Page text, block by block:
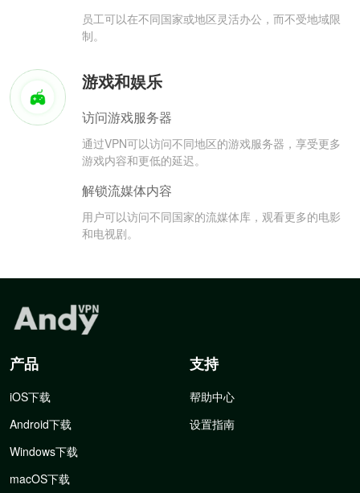
员工可以在不同国家或地区灵活办公，而不受地域限
制。
游戏和娱乐
访问游戏服务器
通过VPN可以访问不同地区的游戏服务器，享受更多
游戏内容和更低的延迟。
解锁流媒体内容
用户可以访问不同国家的流媒体库，观看更多的电影
和电视剧。
产品
iOS下载
Android下载
Windows下载
macOS下载
支持
帮助中心
设置指南